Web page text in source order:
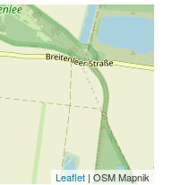
Leaflet | OSM Mapnik